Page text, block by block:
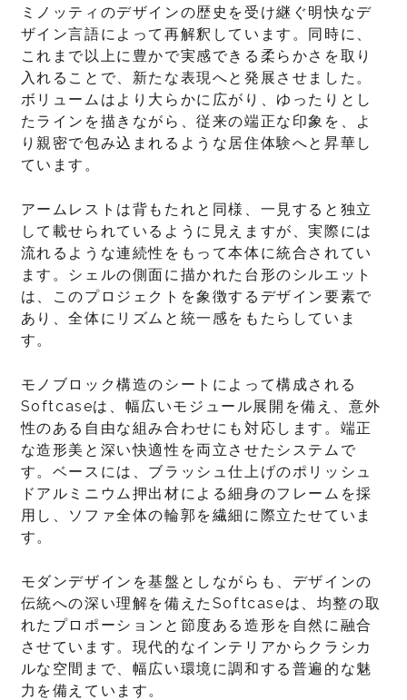
ミノッティのデザインの歴史を受け継ぐ明快なデ
ザイン言語によって再解釈しています。同時に、
これまで以上に豊かで実感できる柔らかさを取り
入れることで、新たな表現へと発展させました。
ボリュームはより大らかに広がり、ゆったりとし
たラインを描きながら、従来の端正な印象を、よ
り親密で包み込まれるような居住体験へと昇華し
ています。
アームレストは背もたれと同様、一見すると独立
して載せられているように見えますが、実際には
流れるような連続性をもって本体に統合されてい
ます。シェルの側面に描かれた台形のシルエット
は、このプロジェクトを象徴するデザイン要素で
あり、全体にリズムと統一感をもたらしていま
す。
モノブロック構造のシートによって構成される
Softcaseは、幅広いモジュール展開を備え、意外
性のある自由な組み合わせにも対応します。端正
な造形美と深い快適性を両立させたシステムで
す。ベースには、ブラッシュ仕上げのポリッシュ
ドアルミニウム押出材による細身のフレームを採
用し、ソファ全体の輪郭を繊細に際立たせていま
す。
モダンデザインを基盤としながらも、デザインの
伝統への深い理解を備えたSoftcaseは、均整の取
れたプロポーションと節度ある造形を自然に融合
させています。現代的なインテリアからクラシカ
ルな空間まで、幅広い環境に調和する普遍的な魅
力を備えています。